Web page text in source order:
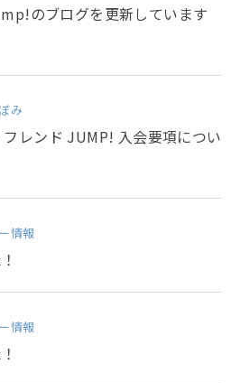
のブログを更新しています
み
レンド JUMP! 入会要項につい
情報
情報